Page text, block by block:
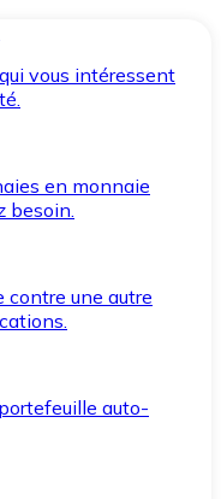
vous intéressent
en monnaie
besoin.
contre une autre
auto-